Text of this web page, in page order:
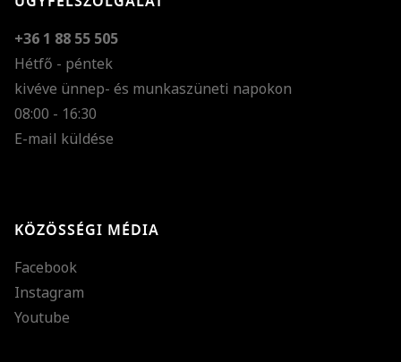
+36 1 88 55 505
Hétfő - péntek
kivéve ünnep- és munkaszüneti napokon
08:00 - 16:30
E-mail küldése
KÖZÖSSÉGI MÉDIA
Facebook
Instagram
Youtube